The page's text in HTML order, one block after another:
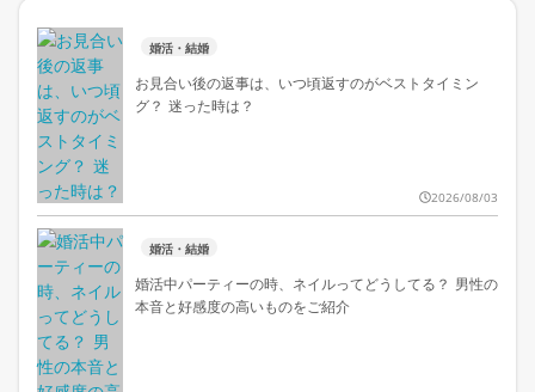
婚活・結婚
お見合い後の返事は、いつ頃返すのがベストタイミン
グ？ 迷った時は？
2026/08/03
婚活・結婚
婚活中パーティーの時、ネイルってどうしてる？ 男性の
本音と好感度の高いものをご紹介